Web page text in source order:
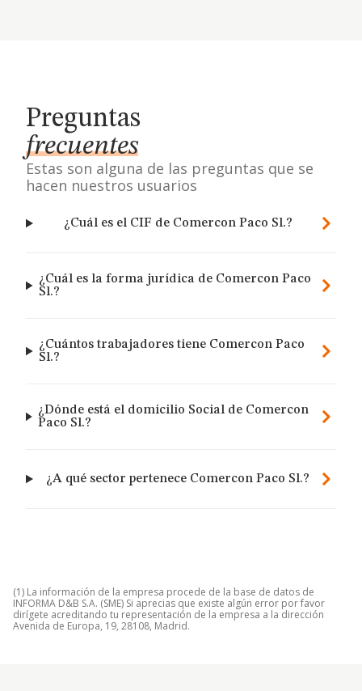
Preguntas
frecuentes
Estas son alguna de las preguntas que se
hacen nuestros usuarios
¿Cuál es el CIF de Comercon Paco Sl.?
¿Cuál es la forma jurídica de Comercon Paco
Sl.?
¿Cuántos trabajadores tiene Comercon Paco
Sl.?
¿Dónde está el domicilio Social de Comercon
Paco Sl.?
¿A qué sector pertenece Comercon Paco Sl.?
(1) La información de la empresa procede de la base de datos de
INFORMA D&B S.A. (SME) Si aprecias que existe algún error por favor
dirígete acreditando tu representación de la empresa a la dirección
Avenida de Europa, 19, 28108, Madrid.